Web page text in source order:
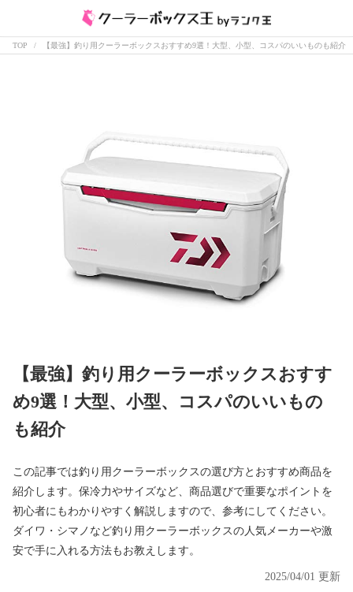
TOP 【最強】釣り用クーラーボックスおすすめ9選！大型、小型、コスパのいいものも紹介
【最強】釣り用クーラーボックスおすす
め9選！大型、小型、コスパのいいもの
も紹介
この記事では釣り用クーラーボックスの選び方とおすすめ商品を
紹介します。保冷力やサイズなど、商品選びで重要なポイントを
初心者にもわかりやすく解説しますので、参考にしてください。
ダイワ・シマノなど釣り用クーラーボックスの人気メーカーや激
安で手に入れる方法もお教えします。
2025/04/01 更新